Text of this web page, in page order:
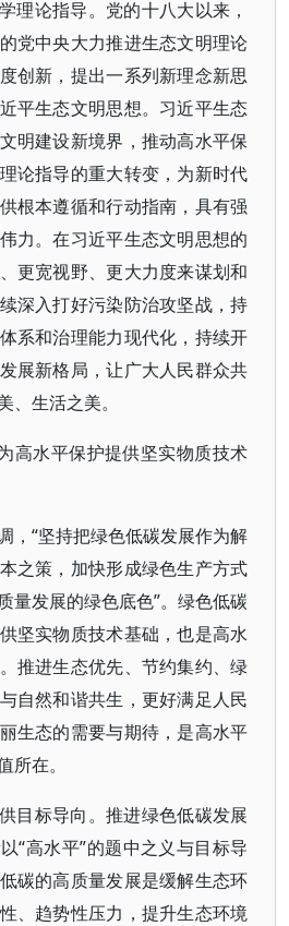
理论指导。党的十八大以来，
党中央大力推进生态文明理论
创新，提出一系列新理念新思
平生态文明思想。习近平生态
明建设新境界，推动高水平保
论指导的重大转变，为新时代
根本遵循和行动指南，具有强
力。在习近平生态文明思想的
更宽视野、更大力度来谋划和
深入打好污染防治攻坚战，持
系和治理能力现代化，持续开
展新格局，让广大人民群众共
、生活之美。
高水平保护提供坚实物质技术
，“坚持把绿色低碳发展作为解
之策，加快形成绿色生产方式
量发展的绿色底色”。绿色低碳
坚实物质技术基础，也是高水
推进生态优先、节约集约、绿
自然和谐共生，更好满足人民
生态的需要与期待，是高水平
所在。
目标导向。推进绿色低碳发展
“高水平”的题中之义与目标导
碳的高质量发展是缓解生态环
、趋势性压力，提升生态环境